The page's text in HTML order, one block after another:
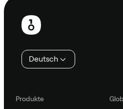
Fußzeile
Deutsch
Produkte